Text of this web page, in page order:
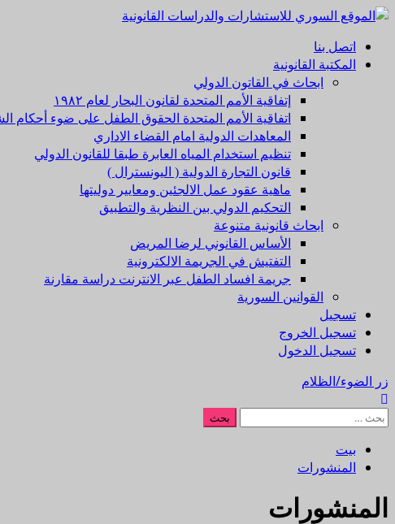
اتصل بنا
المكتبة القانونية
ابحاث في القاتون الدولي
إتفاقية الأمم المتحدة لقانون البحار لعام ۱۹۸۲
اتفاقية الأمم المتحدة الحقوق الطفل على ضوء أحكام
المعاهدات الدولية امام القضاء الاداري
تنظيم استخدام المياه العابرة طبقا للقانون الدولي
قانون التجارة الدولية ( اليونسترال )
ماهية عقود عمل الالجئين ومعايير دوليتها
التحكيم الدولي بين النظرية والتطبيق
ابحاث قانونية متنوعة
الأساس القانوني لرضا المريض
التفتيش في الجريمة الالكترونية
جريمة افساد الطفل عبر الانترنت دراسة مقارنة
القوانين السورية
تسجيل
تسجيل الخروج
تسجيل الدخول
زر الضوء/الظلام
بيت
المنشورات
المنشورات